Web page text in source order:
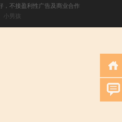
，不接盈利性广告及商业合作
小男孩